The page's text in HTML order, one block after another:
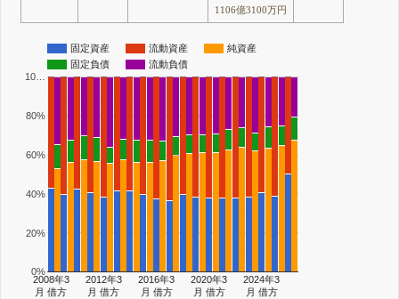
1106億3100万円
固定資産 流動資産
純資産
固定負債
流動負債
2008年3
月 借方
2012年3
月 借方
2016年3
月 借方
2020年3
月 借方
2024年3
月 借方
0%
20%
40%
60%
80%
10…